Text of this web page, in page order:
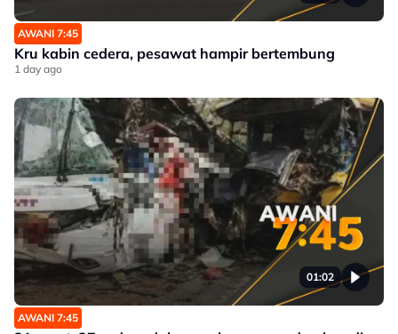
AWANI 7:45
Kru kabin cedera, pesawat hampir bertembung
1 day ago
01:02
AWANI 7:45